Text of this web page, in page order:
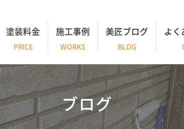
塗装料金
PRICE
施工事例
WORKS
美匠ブログ
BLOG
よく
ブログ